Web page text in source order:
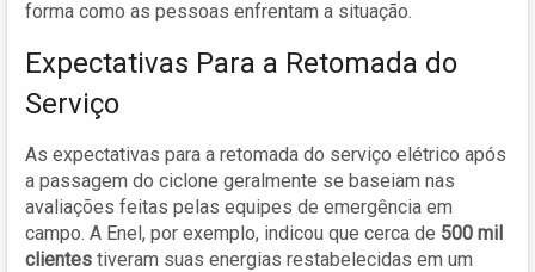
forma como as pessoas enfrentam a situação.
Expectativas Para a Retomada do
Serviço
As expectativas para a retomada do serviço elétrico após
a passagem do ciclone geralmente se baseiam nas
avaliações feitas pelas equipes de emergência em
campo. A Enel, por exemplo, indicou que cerca de 500 mil
clientes tiveram suas energias restabelecidas em um